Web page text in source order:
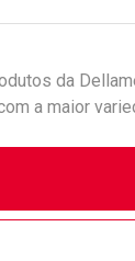
da
a maior